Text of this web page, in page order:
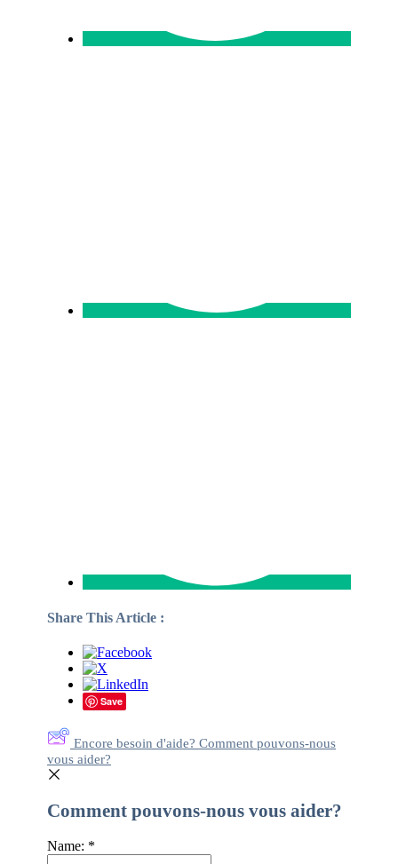
Share This Article :
Save
Encore besoin d'aide? Comment pouvons-nous
vous aider?
Comment pouvons-nous vous aider?
Name: *